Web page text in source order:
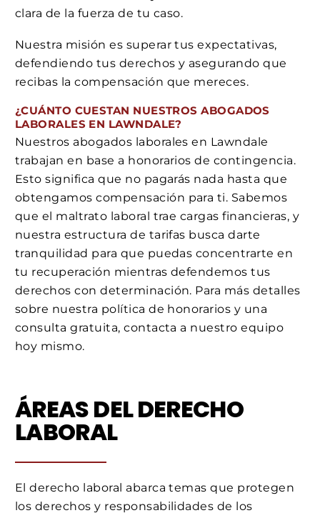
clara de la fuerza de tu caso.
Nuestra misión es superar tus expectativas,
defendiendo tus derechos y asegurando que
recibas la compensación que mereces.
¿CUÁNTO CUESTAN NUESTROS ABOGADOS
LABORALES EN LAWNDALE?
Nuestros abogados laborales en Lawndale
trabajan en base a honorarios de contingencia.
Esto significa que no pagarás nada hasta que
obtengamos compensación para ti. Sabemos
que el maltrato laboral trae cargas financieras, y
nuestra estructura de tarifas busca darte
tranquilidad para que puedas concentrarte en
tu recuperación mientras defendemos tus
derechos con determinación. Para más detalles
sobre nuestra política de honorarios y una
consulta gratuita, contacta a nuestro equipo
hoy mismo.
ÁREAS DEL DERECHO
LABORAL
El derecho laboral abarca temas que protegen
los derechos y responsabilidades de los